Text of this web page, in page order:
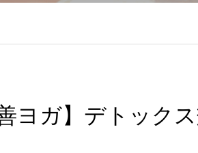
善ヨガ】デトック